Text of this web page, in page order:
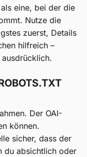
eine, bei der die
Nutze die
zuerst, Details
hilfreich –
Der OAI-
können.
sicher, dass der
du absichtlich oder